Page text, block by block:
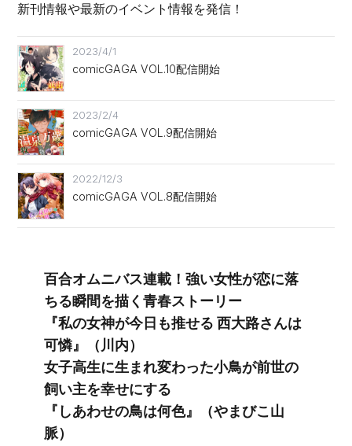
新刊情報や最新のイベント情報を発信！
2023/4/1
comicGAGA VOL.10配信開始
2023/2/4
comicGAGA VOL.9配信開始
2022/12/3
comicGAGA VOL.8配信開始
百合オムニバス連載！強い女性が恋に落
ちる瞬間を描く青春ストーリー
『私の女神が今日も推せる 西大路さんは
可憐』（川内）
女子高生に生まれ変わった小鳥が前世の
飼い主を幸せにする
『しあわせの鳥は何色』（やまびこ山
脈）